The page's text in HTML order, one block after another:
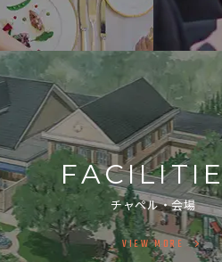
チャペル・会場
VIEW MORE